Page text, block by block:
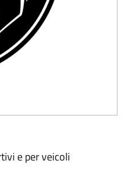
e per veicoli